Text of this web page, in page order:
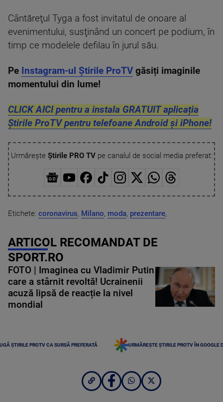
Cântăreţul Tyga a fost invitatul de onoare al
evenimentului, susţinând un concert pe podium, în
timp ce modelele defilau în jurul său.
Pe Instagram-ul Știrile ProTV găsiți imaginile
momentului din lume!
CLICK AICI pentru a instala GRATUIT aplicația
Știrile ProTV pentru telefoane Android și iPhone!
Urmărește Știrile PRO TVpe canalul de social media preferat:
Etichete: coronavirus, Milano, moda, prezentare,
ARTICOL RECOMANDAT DE
SPORT.RO
FOTO | Imaginea cu Vladimir Putin
care a stârnit revoltă! Ucrainenii
acuză lipsă de reacție la nivel
mondial
ȘTIRILE PROTV CA SURSĂ PREFERATĂ URMĂREȘTE ȘTIRILE PROTV ÎN GOOGLE